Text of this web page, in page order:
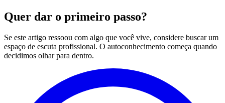
Quer dar o primeiro passo?
Se este artigo ressoou com algo que você vive, considere buscar um
espaço de escuta profissional. O autoconhecimento começa quando
decidimos olhar para dentro.